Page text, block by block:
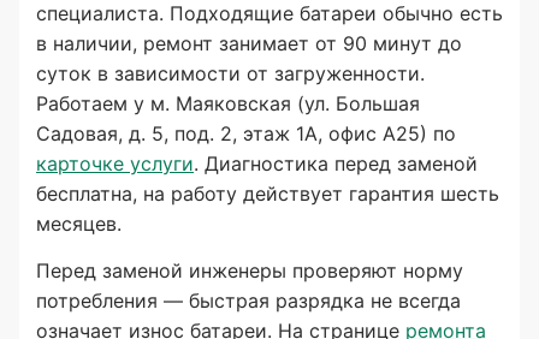
специалиста. Подходящие батареи обычно есть
в наличии, ремонт занимает от 90 минут до
суток в зависимости от загруженности.
Работаем у м. Маяковская (ул. Большая
Садовая, д. 5, под. 2, этаж 1А, офис А25) по
карточке услуги. Диагностика перед заменой
бесплатна, на работу действует гарантия шесть
месяцев.
Перед заменой инженеры проверяют норму
потребления — быстрая разрядка не всегда
означает износ батареи. На странице ремонта